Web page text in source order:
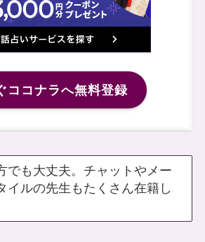
ココナラへ無料登録
でも大丈夫。チャットやメー
イルの先生もたくさん在籍し